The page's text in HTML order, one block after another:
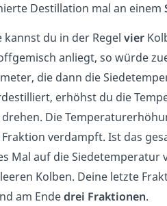
Destillation mal an einem
du in der Regel vier
anliegt, so würde
die dann die
erhöhst du die
Die
verdampft. Ist das
Mal auf die Siedetemperatur
Kolben. Deine letzte
am Endedrei Fraktionen.